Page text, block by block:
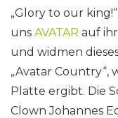
„Glory to our
uns AVATAR auf
und widmen
„Avatar Country“,
Platte ergibt. Die
Clown Johannes